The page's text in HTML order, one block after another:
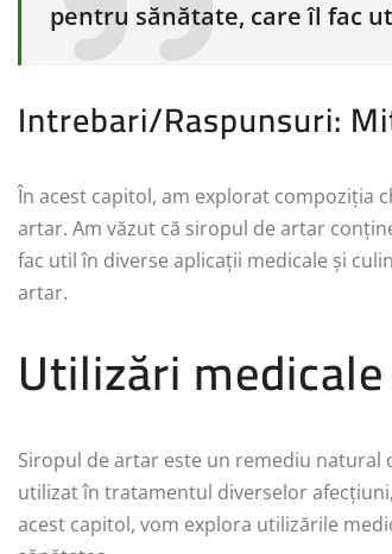
pentru sănătate, care îl fac
Intrebari/Raspunsuri:
În acest capitol, am explorat compoziția
artar. Am văzut că siropul de artar
fac util în diverse aplicații medicale și
artar.
Utilizări
Siropul de artar este un remediu natural
utilizat în tratamentul diverselor
acest capitol, vom explora utilizările